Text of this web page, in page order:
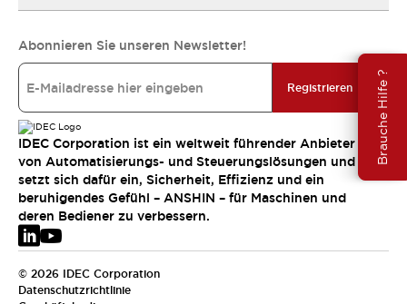
Brauche Hilfe ?
Abonnieren Sie unseren Newsletter!
Registrieren
IDEC Corporation ist ein weltweit führender Anbieter
von Automatisierungs- und Steuerungslösungen und
setzt sich dafür ein, Sicherheit, Effizienz und ein
beruhigendes Gefühl – ANSHIN – für Maschinen und
deren Bediener zu verbessern.
© 2026 IDEC Corporation
Datenschutzrichtlinie